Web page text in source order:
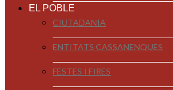
EL POBLE
CIUTADANIA
ENTITATS CASSANENQUES
FESTES I FIRES